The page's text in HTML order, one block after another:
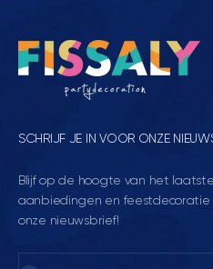
SCHRIJF JE IN VOOR ONZE
Blijf op de hoogte van het
aanbiedingen en
onze nieuwsbrief!